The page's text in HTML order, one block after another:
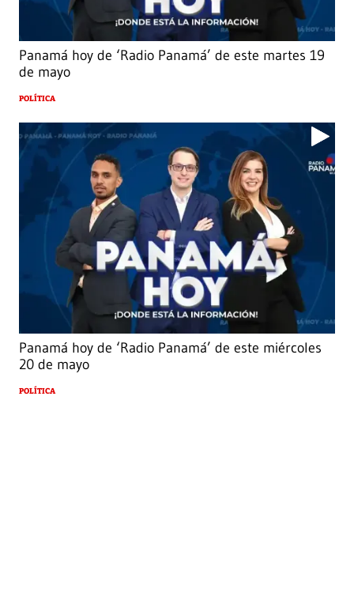
Panamá hoy de ‘Radio Panamá’ de este martes 19
de mayo
POLÍTICA
Panamá hoy de ‘Radio Panamá’ de este miércoles
20 de mayo
POLÍTICA